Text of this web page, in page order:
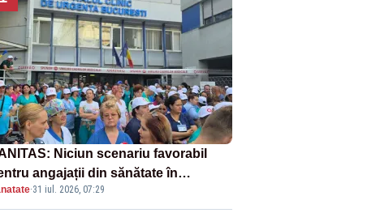
Niciun scenariu favorabil
angajații din sănătate în
Legii salarizării
·31 iul. 2026, 07:29